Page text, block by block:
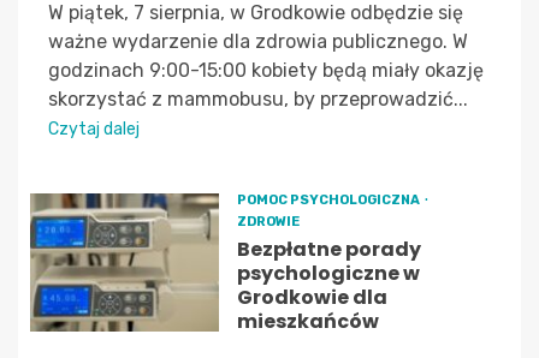
W piątek, 7 sierpnia, w Grodkowie odbędzie się
ważne wydarzenie dla zdrowia publicznego. W
godzinach 9:00-15:00 kobiety będą miały okazję
skorzystać z mammobusu, by przeprowadzić...
Czytaj dalej
POMOC PSYCHOLOGICZNA
ZDROWIE
Bezpłatne porady
psychologiczne w
Grodkowie dla
mieszkańców